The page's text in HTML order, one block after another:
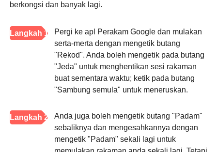
berkongsi dan banyak lagi.
Langkah 1
Pergi ke apl Perakam Google dan mulakan
serta-merta dengan mengetik butang
"Rekod". Anda boleh mengetik pada butang
"Jeda" untuk menghentikan sesi rakaman
buat sementara waktu; ketik pada butang
"Sambung semula" untuk meneruskan.
Langkah 2
Anda juga boleh mengetik butang "Padam"
sebaliknya dan mengesahkannya dengan
mengetik "Padam" sekali lagi untuk